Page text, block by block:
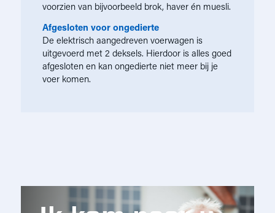
voorzien van bijvoorbeeld brok, haver én muesli.
Afgesloten voor ongedierte
De elektrisch aangedreven voerwagen is
uitgevoerd met 2 deksels. Hierdoor is alles goed
afgesloten en kan ongedierte niet meer bij je
voer komen.